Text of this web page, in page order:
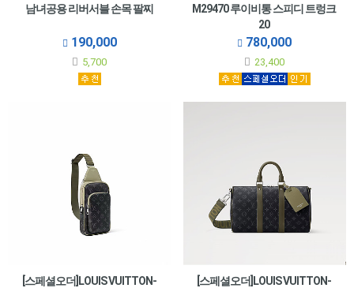
남녀공용 리버서블 손목 팔찌
190,000
5,700
M29470 루이비통 스피디 트렁크
20
780,000
23,400
[스페셜오더]LOUIS VUITTON-
[스페셜오더]LOUIS VUITTON-